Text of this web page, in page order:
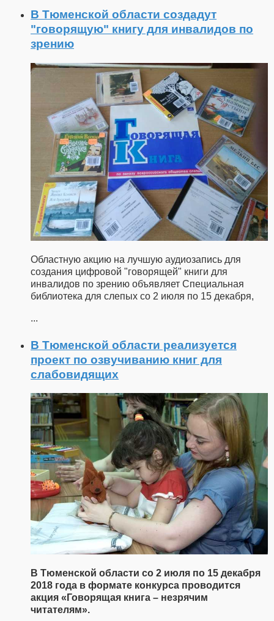
В Тюменской области создадут
"говорящую" книгу для инвалидов по
зрению
Областную акцию на лучшую аудиозапись для
создания цифровой "говорящей" книги для
инвалидов по зрению объявляет Специальная
библиотека для слепых со 2 июля по 15 декабря,
...
В Тюменской области реализуется
проект по озвучиванию книг для
слабовидящих
В Тюменской области со 2 июля по 15 декабря
2018 года в формате конкурса проводится
акция «Говорящая книга – незрячим
читателям».